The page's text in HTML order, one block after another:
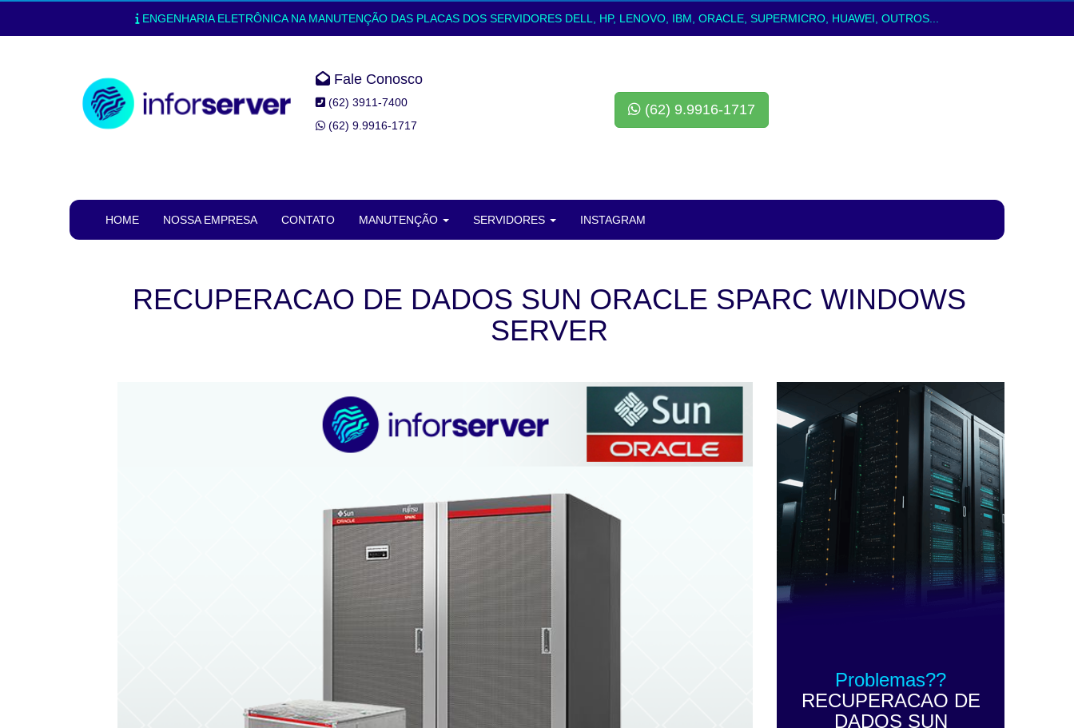
ENGENHARIA ELETRÔNICA NA MANUTENÇÃO DAS PLACAS DOS SERVIDORES DELL, HP, LENOVO, IBM, ORACLE, SUPERMICRO, HUAWEI, OUTROS...
Fale Conosco
(62) 3911-7400
(62) 9.9916-1717
(62) 9.9916-1717
HOME NOSSA EMPRESA CONTATO MANUTENÇÃO SERVIDORES INSTAGRAM
RECUPERACAO DE DADOS SUN ORACLE SPARC WINDOWS
SERVER
Problemas??
RECUPERACAO DE
DADOS SUN